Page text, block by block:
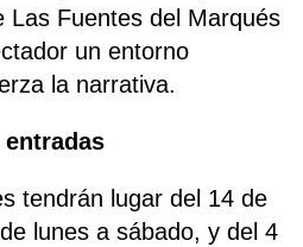
Las Fuentes del Marqués
un entorno
la narrativa.
tendrán lugar del 14 de
lunes a sábado, y del 4